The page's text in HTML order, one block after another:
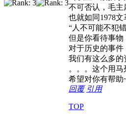
不可否认，毛
也就如同1978
“人不可能不犯
但是你看待事物
对于历史的事件
我们有这么多
。。。这个用马
希望对你有帮助
回覆 引用
TOP